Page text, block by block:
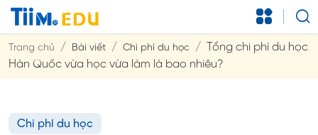
Trang chủ Bài viết Chi phí du học
Tổng chi phí du học
Hàn Quốc vừa học vừa làm là bao nhiêu?
Chi phí du học